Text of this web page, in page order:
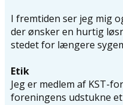
I fremtiden ser jeg mig
der ønsker en hurtig
stedet for længere
Etik
Jeg er medlem af KST-
foreningens udstukne